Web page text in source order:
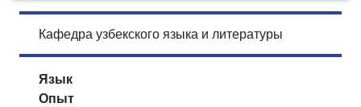
Кафедра узбекского языка и литературы
Язык
Опыт